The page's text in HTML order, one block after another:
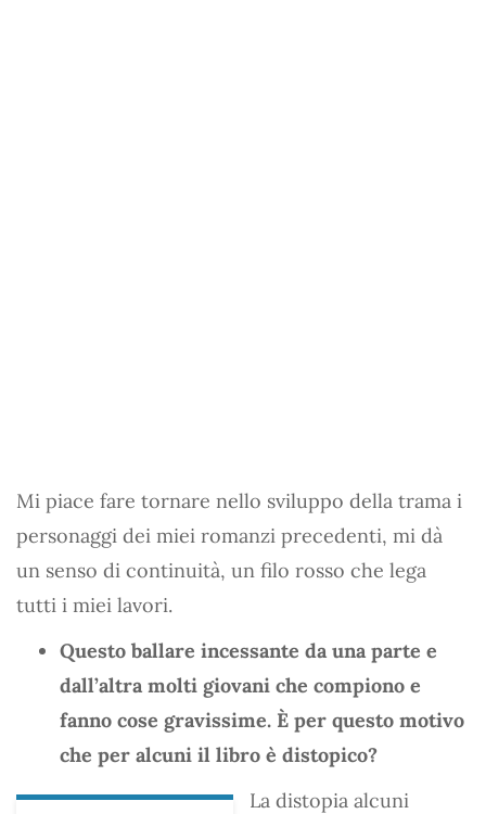
Mi piace fare tornare nello sviluppo della trama i
personaggi dei miei romanzi precedenti, mi dà
un senso di continuità, un filo rosso che lega
tutti i miei lavori.
Questo ballare incessante da una parte e
dall’altra molti giovani che compiono e
fanno cose gravissime. È per questo motivo
che per alcuni il libro è distopico?
La distopia alcuni